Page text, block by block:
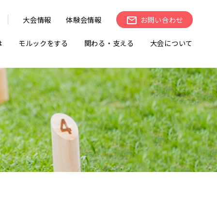
大会情報 体験会情報 お問い合わせ
モルックをする 関わる・支える 大会について